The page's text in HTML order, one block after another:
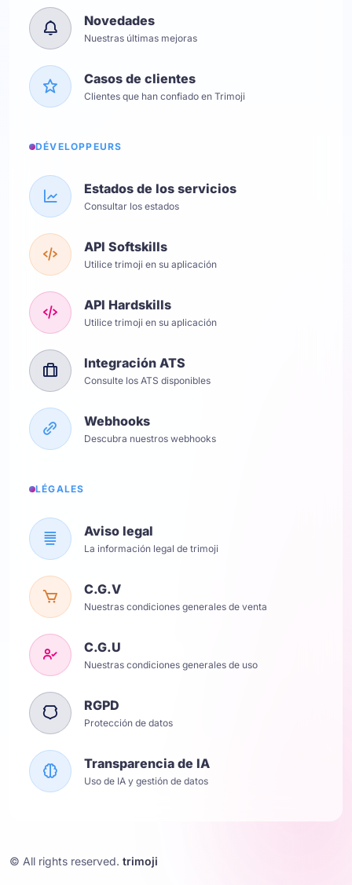
Novedades
Nuestras últimas mejoras
Casos de clientes
Clientes que han confiado en Trimoji
DÉVELOPPEURS
Estados de los servicios
Consultar los estados
API Softskills
Utilice trimoji en su aplicación
API Hardskills
Utilice trimoji en su aplicación
Integración ATS
Consulte los ATS disponibles
Webhooks
Descubra nuestros webhooks
LÉGALES
Aviso legal
La información legal de trimoji
C.G.V
Nuestras condiciones generales de venta
C.G.U
Nuestras condiciones generales de uso
RGPD
Protección de datos
Transparencia de IA
Uso de IA y gestión de datos
© All rights reserved. trimoji